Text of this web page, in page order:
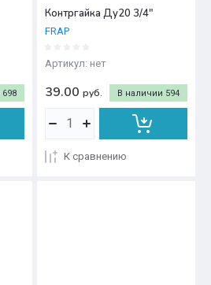
698
Контргайка Ду20 3/4"
FRAP
Артикул: нет
В наличии 594
39.00 руб.
К сравнению